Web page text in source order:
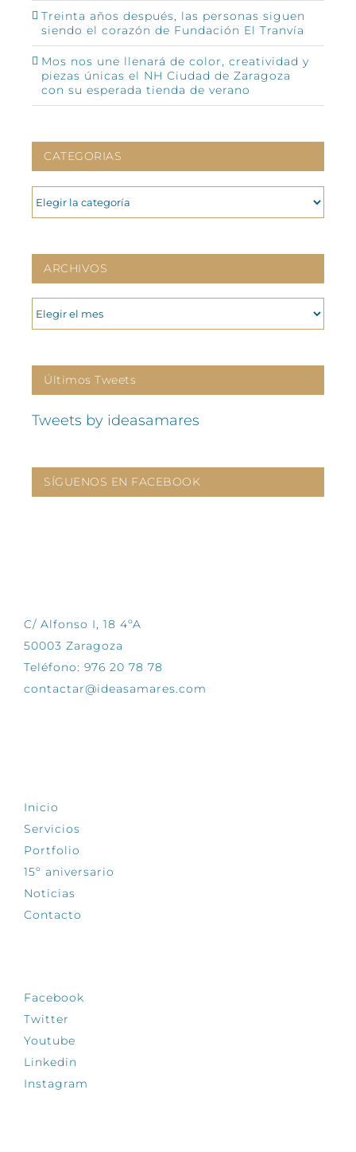
Treinta años después, las personas siguen
siendo el corazón de Fundación El Tranvía
Mos nos une llenará de color, creatividad y
piezas únicas el NH Ciudad de Zaragoza
con su esperada tienda de verano
CATEGORIAS
CATEGORIAS
ARCHIVOS
ARCHIVOS
Últimos Tweets
Tweets by ideasamares
SÍGUENOS EN FACEBOOK
C/ Alfonso I, 18 4ºA
50003 Zaragoza
Teléfono: 976 20 78 78
contactar@ideasamares.com
Inicio
Servicios
Portfolio
15º aniversario
Noticias
Contacto
Facebook
Twitter
Youtube
Linkedin
Instagram